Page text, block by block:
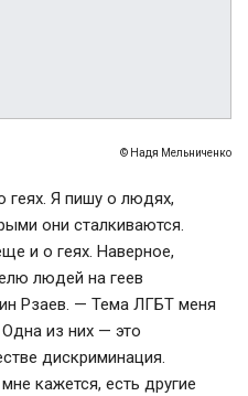
© Надя Мельниченко
геях. Я пишу о людях,
они сталкиваются.
и о геях. Наверное,
людей на геев
Рзаев. — Тема ЛГБТ меня
из них — это
дискриминация.
кажется, есть другие